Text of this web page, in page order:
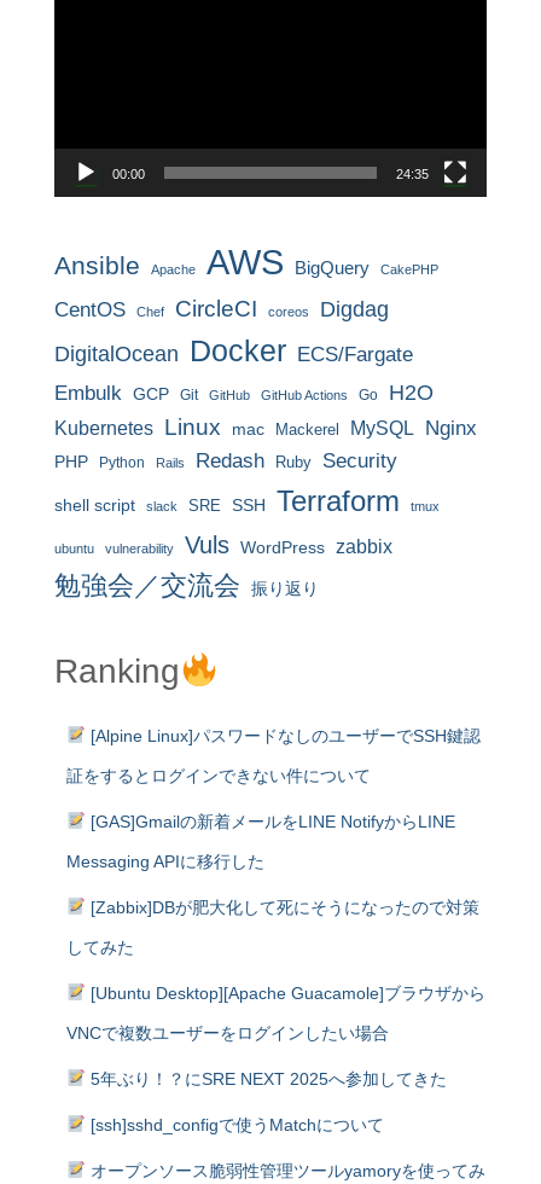
00:00 24:35
Ansible Apache AWS BigQuery CakePHP
CentOS Chef CircleCI coreos
Digdag
DigitalOcean Docker ECS/Fargate
Embulk GCP Git GitHub GitHub Actions Go H2O
Kubernetes Linux mac Mackerel MySQL Nginx
PHP Python Rails Redash Ruby Security
shell script slack SRE SSH Terraform tmux
ubuntu vulnerability Vuls WordPress zabbix
勉強会／交流会 振り返り
Ranking
[Alpine Linux]パスワードなしのユーザーでSSH鍵認
証をするとログインできない件について
[GAS]Gmailの新着メールをLINE NotifyからLINE
Messaging APIに移行した
[Zabbix]DBが肥大化して死にそうになったので対策
してみた
[Ubuntu Desktop][Apache Guacamole]ブラウザから
VNCで複数ユーザーをログインしたい場合
5年ぶり！？にSRE NEXT 2025へ参加してきた
[ssh]sshd_configで使うMatchについて
オープンソース脆弱性管理ツールyamoryを使ってみ